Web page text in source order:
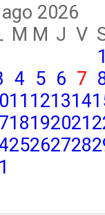
ago 2026
M M J V
1
4 5 6 7
11 121314
18192021
25262728